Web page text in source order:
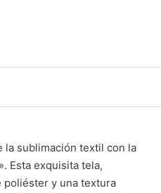
la sublimación textil con la
Esta exquisita tela,
poliéster y una textura